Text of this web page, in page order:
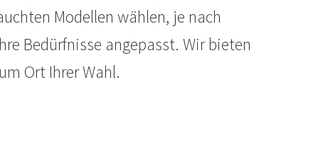
Modellen wählen, je nach
Bedürfnisse angepasst. Wir bieten
Ort Ihrer Wahl.